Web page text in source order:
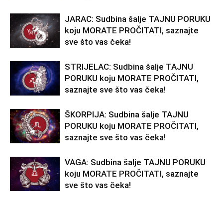
JARAC: Sudbina šalje TAJNU PORUKU
koju MORATE PROČITATI, saznajte
sve što vas čeka!
STRIJELAC: Sudbina šalje TAJNU
PORUKU koju MORATE PROČITATI,
saznajte sve što vas čeka!
ŠKORPIJA: Sudbina šalje TAJNU
PORUKU koju MORATE PROČITATI,
saznajte sve što vas čeka!
VAGA: Sudbina šalje TAJNU PORUKU
koju MORATE PROČITATI, saznajte
sve što vas čeka!